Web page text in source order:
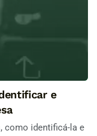
e
como identificá-la e